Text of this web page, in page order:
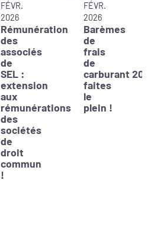
FÉVR.
2026
Rémunération
des
associés
de
SEL :
extension
aux
rémunérations
des
sociétés
de
droit
commun
!
FÉVR.
2026
Barèmes
de
frais
de
carburant
faites
le
plein !